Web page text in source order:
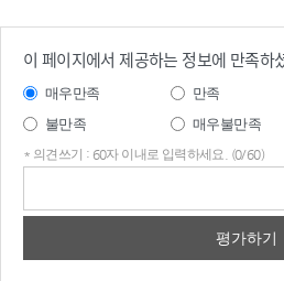
이 페이지에서 제공하는 정보에 만족하
매우만족 만족
불만족
매우불만족
* 의견쓰기 : 60자 이내로 입력하세요. (0/60)